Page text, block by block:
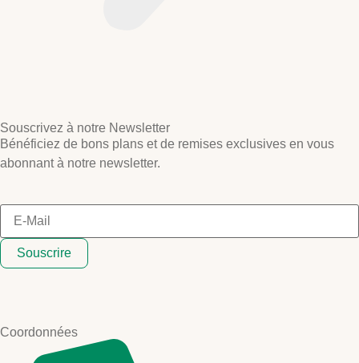
Souscrivez à notre Newsletter
Bénéficiez de bons plans et de remises exclusives en vous
abonnant à notre newsletter.
Souscrire
Coordonnées